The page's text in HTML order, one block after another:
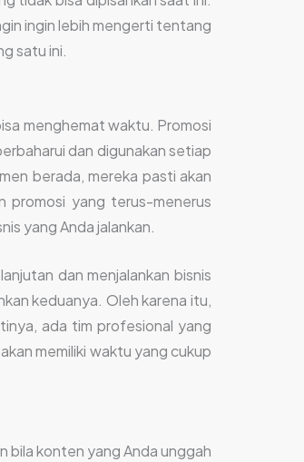
ingin lebih mengerti tentang
satu ini.
menghemat waktu. Promosi
dan digunakan setiap
berada, mereka pasti akan
promosi yang terus-menerus
yang Anda jalankan.
dan menjalankan bisnis
keduanya. Oleh karena itu,
ada tim profesional yang
memiliki waktu yang cukup
bila konten yang Anda unggah